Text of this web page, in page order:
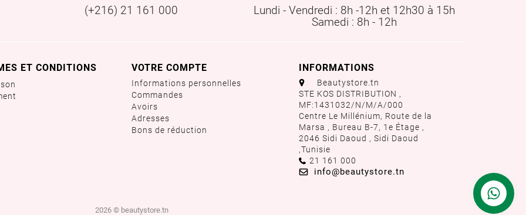
(+216) 21 161 000
Lundi - Vendredi : 8h -12h et 12h30 à 15h
Samedi : 8h - 12h
ET CONDITIONS VOTRE COMPTE
Informations personnelles
Commandes
Avoirs
Adresses
Bons de réduction
INFORMATIONS
aaa
Beautystore.tn
STE KOS DISTRIBUTION ,
MF:1431032/N/M/A/000
Centre Le Millénium, Route de la
Marsa , Bureau B-7, 1e Étage ,
2046 Sidi Daoud , Sidi Daoud
,Tunisie
Call us:
21 161 000
Email us:
info@beautystore.tn
2026 © beautystore.tn
Contactez
nous